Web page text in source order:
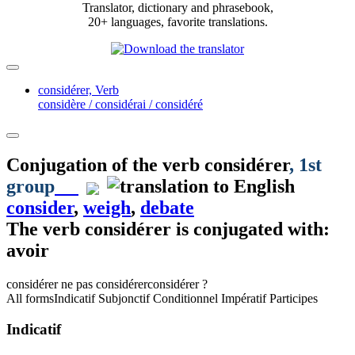
Translator, dictionary and phrasebook,
20+ languages, favorite translations.
considérer, Verb
considère / considérai / considéré
Conjugation of the verb considérer, 1st
group
consider, weigh, debate
The verb considérer is conjugated with:
avoir
considérerne pas considérerconsidérer ?
All formsIndicatif Subjonctif Conditionnel Impératif Participes
Indicatif